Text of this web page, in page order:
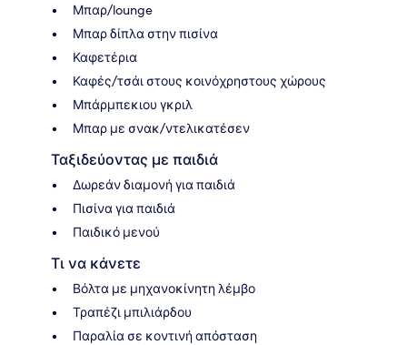
Μπαρ/lounge
Μπαρ δίπλα στην πισίνα
Καφετέρια
Καφές/τσάι στους κοινόχρηστους χώρους
Μπάρμπεκιου γκριλ
Μπαρ με σνακ/ντελικατέσεν
Ταξιδεύοντας με παιδιά
Δωρεάν διαμονή για παιδιά
Πισίνα για παιδιά
Παιδικό μενού
Τι να κάνετε
Βόλτα με μηχανοκίνητη λέμβο
Τραπέζι μπιλιάρδου
Παραλία σε κοντινή απόσταση